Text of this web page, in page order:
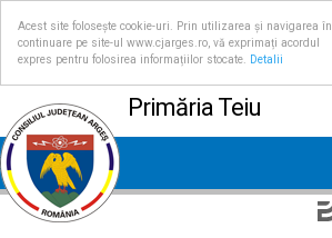
Acest site folosește cookie-uri. Prin utilizarea și navigarea în
continuare pe site-ul www.cjarges.ro, vă exprimați acordul
expres pentru folosirea informațiilor stocate.
Detalii
Primăria Teiu